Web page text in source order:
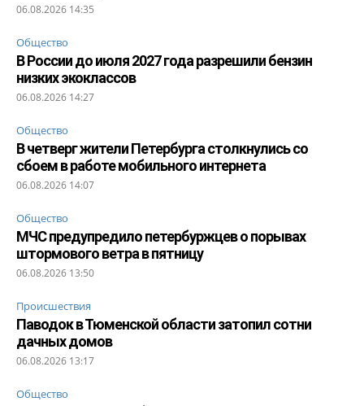
06.08.2026 14:35
Общество
В России до июля 2027 года разрешили бензин
низких экоклассов
06.08.2026 14:27
Общество
В четверг жители Петербурга столкнулись со
сбоем в работе мобильного интернета
06.08.2026 14:07
Общество
МЧС предупредило петербуржцев о порывах
штормового ветра в пятницу
06.08.2026 13:50
Происшествия
Паводок в Тюменской области затопил сотни
дачных домов
06.08.2026 13:17
Общество